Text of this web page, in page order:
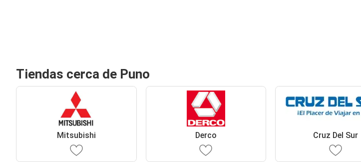
Tiendas cerca de Puno
Mitsubishi Derco Cruz Del Sur